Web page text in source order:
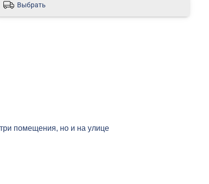
Выбрать
помещения, но и на улице